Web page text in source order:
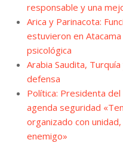
responsable y una
Arica y Parinacota:
estuvieron en
psicológica
Arabia Saudita,
defensa
Política: Presidenta
agenda seguridad
organizado con
enemigo»